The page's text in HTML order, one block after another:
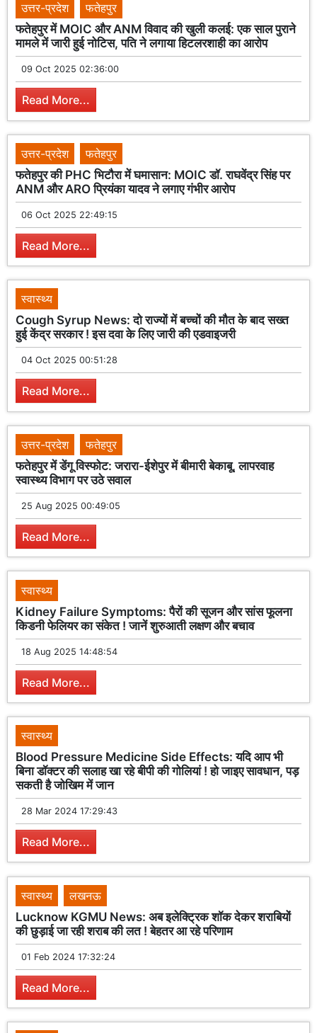
उत्तर-प्रदेश
फतेहपुर
फतेहपुर में MOIC और ANM विवाद की खुली कलई: एक साल पुराने
मामले में जारी हुई नोटिस, पति ने लगाया हिटलरशाही का आरोप
09 Oct 2025 02:36:00
Read More...
उत्तर-प्रदेश
फतेहपुर
फतेहपुर की PHC भिटौरा में घमासान: MOIC डॉ. राघवेंद्र सिंह पर
ANM और ARO प्रियंका यादव ने लगाए गंभीर आरोप
06 Oct 2025 22:49:15
Read More...
स्वास्थ्य
Cough Syrup News: दो राज्यों में बच्चों की मौत के बाद सख्त
हुई केंद्र सरकार ! इस दवा के लिए जारी की एडवाइजरी
04 Oct 2025 00:51:28
Read More...
उत्तर-प्रदेश
फतेहपुर
फतेहपुर में डेंगू विस्फोट: जरारा-ईशेपुर में बीमारी बेकाबू, लापरवाह
स्वास्थ्य विभाग पर उठे सवाल
25 Aug 2025 00:49:05
Read More...
स्वास्थ्य
Kidney Failure Symptoms: पैरों की सूजन और सांस फूलना
किडनी फेलियर का संकेत ! जानें शुरुआती लक्षण और बचाव
18 Aug 2025 14:48:54
Read More...
स्वास्थ्य
Blood Pressure Medicine Side Effects: यदि आप भी
बिना डॉक्टर की सलाह खा रहे बीपी की गोलियां ! हो जाइए सावधान, पड़
सकती है जोखिम में जान
28 Mar 2024 17:29:43
Read More...
स्वास्थ्य
लखनऊ
Lucknow KGMU News: अब इलेक्ट्रिक शॉक देकर शराबियों
की छुड़ाई जा रही शराब की लत ! बेहतर आ रहे परिणाम
01 Feb 2024 17:32:24
Read More...